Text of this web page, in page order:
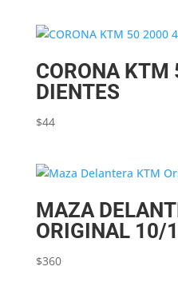
CORONA
DIENTES
$44
MAZA
ORIGINAL 10/
$360